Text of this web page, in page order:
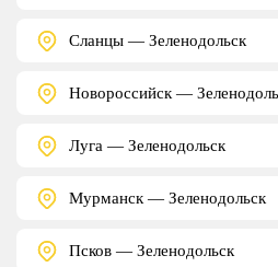
Сланцы — Зеленодольск
Новороссийск —
Луга — Зеленодольск
Мурманск — Зеленодольск
Псков — Зеленодольск